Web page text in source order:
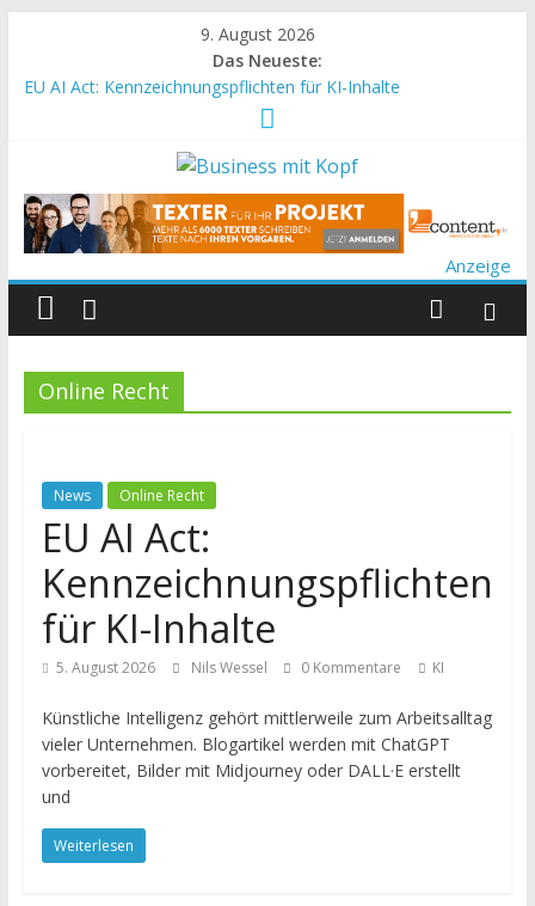
9. August 2026
Das Neueste:
EU AI Act: Kennzeichnungspflichten für KI-Inhalte
Semantik in der Suchmaschinenoptimierung: Wie Google
Wie funktioniert SEO 2025 wirklich?
Instagram entfernt Hashtag-Follow-Funktion
TMG wird zum DDG: wichtige Änderungen für
Websitebetreiber
Anzeige
Online Recht
News Online Recht
EU AI Act:
Kennzeichnungspflichten
für KI-Inhalte
5. August 2026 Nils Wessel 0 Kommentare KI
Künstliche Intelligenz gehört mittlerweile zum Arbeitsalltag
vieler Unternehmen. Blogartikel werden mit ChatGPT
vorbereitet, Bilder mit Midjourney oder DALL·E erstellt
und
Weiterlesen